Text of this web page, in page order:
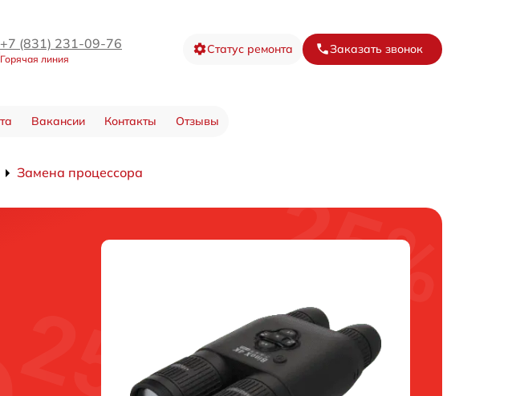
+7 (831) 231-09-76
Горячая линия
Статус ремонта Заказать звонок
Вакансии Контакты Отзывы
Замена процессора